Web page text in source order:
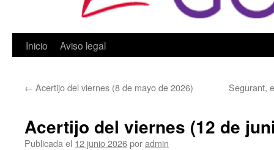
Inicio Aviso legal
← Acertijo del viernes (8 de mayo de 2026) Segurant,
Acertijo del viernes (12 de
Publicada el 12 junio 2026poradmin